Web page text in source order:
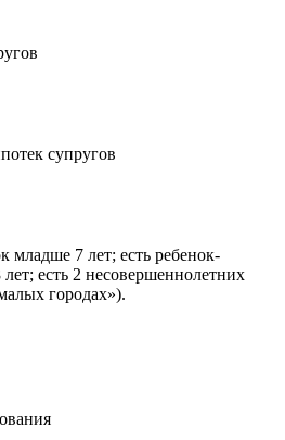
супругов
младше 7 лет; есть ребенок-
есть 2 несовершеннолетних
городах»).